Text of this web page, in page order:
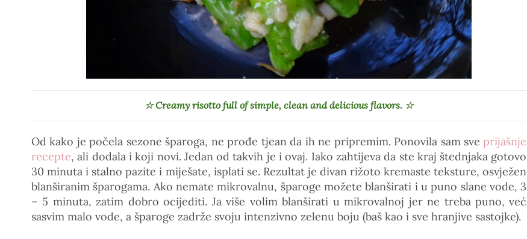
☆ Creamy risotto full of simple, clean and delicious flavors. ☆
Od kako je počela sezone šparoga, ne prođe tjean da ih ne pripremim. Ponovila sam sveprijašnje
recepte, ali dodala i koji novi. Jedan od takvih je i ovaj. Iako zahtijeva da ste kraj štednjaka gotovo
30 minuta i stalno pazite i miješate, isplati se. Rezultat je divan rižoto kremaste teksture, osvježen
blanširanim šparogama. Ako nemate mikrovalnu, šparoge možete blanširati i u puno slane vode, 3
– 5 minuta, zatim dobro ocijediti. Ja više volim blanširati u mikrovalnoj jer ne treba puno, već
sasvim malo vode, a šparoge zadrže svoju intenzivno zelenu boju (baš kao i sve hranjive sastojke).